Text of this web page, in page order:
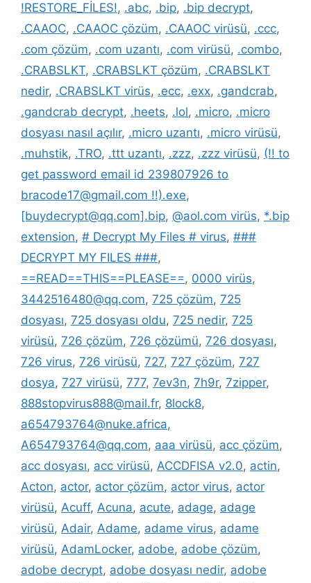
!RESTORE_FİLES!, .abc, .bip, .bip decrypt,
.CAAOC, .CAAOC çözüm, .CAAOC virüsü, .ccc,
.com çözüm, .com uzantı, .com virüsü, .combo,
.CRABSLKT, .CRABSLKT çözüm, .CRABSLKT
nedir, .CRABSLKT virüs, .ecc, .exx, .gandcrab,
.gandcrab decrypt, .heets, .lol, .micro, .micro
dosyası nasıl açılır, .micro uzantı, .micro virüsü,
.muhstik, .TRO, .ttt uzantı, .zzz, .zzz virüsü, (!! to
get password email id 239807926 to
bracode17@gmail.com !!).exe,
[buydecrypt@qq.com].bip, @aol.com virüs, *.bip
extension, # Decrypt My Files # virus, ###
DECRYPT MY FILES ###,
==READ==THIS==PLEASE==, 0000 virüs,
3442516480@qq.com, 725 çözüm, 725
dosyası, 725 dosyası oldu, 725 nedir, 725
virüsü, 726 çözüm, 726 çözümü, 726 dosyası,
726 virus, 726 virüsü, 727, 727 çözüm, 727
dosya, 727 virüsü, 777, 7ev3n, 7h9r, 7zipper,
888stopvirus888@mail.fr, 8lock8,
a654793764@nuke.africa,
A654793764@qq.com, aaa virüsü, acc çözüm,
acc dosyası, acc virüsü, ACCDFISA v2.0, actin,
Acton, actor, actor çözüm, actor virus, actor
virüsü, Acuff, Acuna, acute, adage, adage
virüsü, Adair, Adame, adame virus, adame
virüsü, AdamLocker, adobe, adobe çözüm,
adobe decrypt, adobe dosyası nedir, adobe